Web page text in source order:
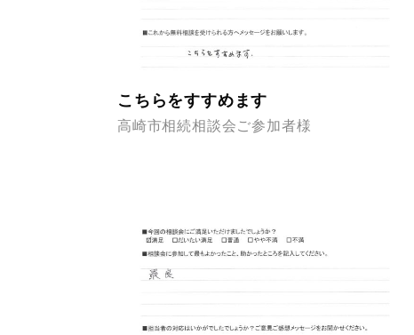
こちらをすすめます
高崎市相続相談会ご参加者様